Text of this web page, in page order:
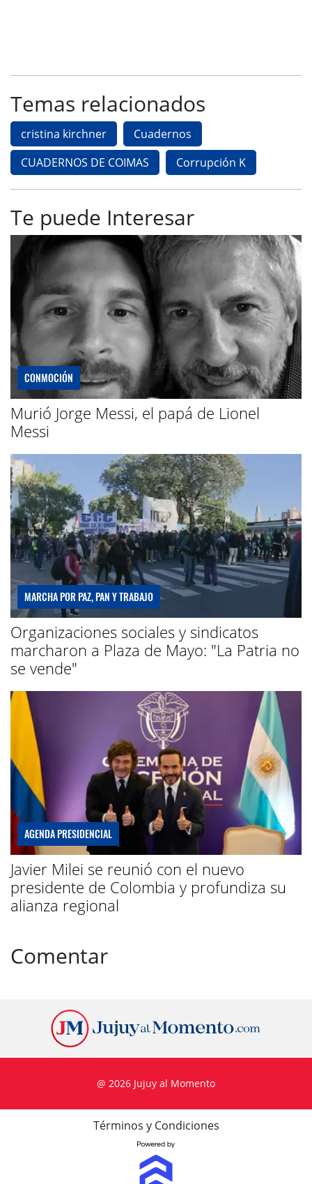
Temas relacionados
cristina kirchner
Cuadernos
CUADERNOS DE COIMAS
Corrupción K
Te puede Interesar
CONMOCIÓN
Murió Jorge Messi, el papá de Lionel
Messi
MARCHA POR PAZ, PAN Y TRABAJO
Organizaciones sociales y sindicatos
marcharon a Plaza de Mayo: "La Patria no
se vende"
AGENDA PRESIDENCIAL
Javier Milei se reunió con el nuevo
presidente de Colombia y profundiza su
alianza regional
Comentar
@ 2026 Jujuy al Momento
Términos y Condiciones